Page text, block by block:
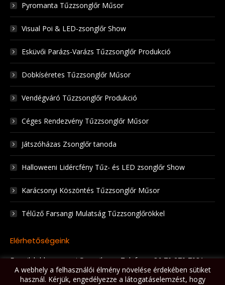
Pyromanta Tűzzsonglőr Műsor
Visual Poi & LED-zsonglőr Show
Esküvői Parázs-Varázs Tűzzsonglőr Produkció
Dobkíséretes Tűzzsonglőr Műsor
Vendégváró Tűzzsonglőr Produkció
Céges Rendezvény Tűzzsonglőr Műsor
Játszóházas Zsonglőr tanoda
Halloweeni Lidércfény Tűz- és LED zsonglőr Show
Karácsonyi Köszöntés Tűzzsonglőr Műsor
Télűző Farsangi Mulatság Tűzzsonglőrökkel
Elérhetőségeink
E-mail: lobbanaspont@gmail.com Telefon: +36 70 279 7931
Itt vagyunk elérhetőek:
A webhely a felhasználói élmény növelése érdekében sütiket
használ. Kérjük, engedélyezze a látogatáselemzést, hogy